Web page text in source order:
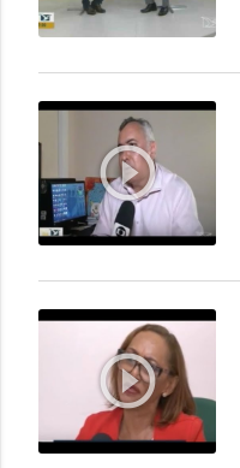
play_circle_outline
play_circle_outline